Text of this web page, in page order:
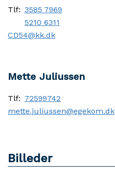
Tlf: 3585 7969
5210 6311
CD54@kk.dk
Mette Juliussen
Tlf: 72599742
mette.juliussen@egekom.dk
Billeder